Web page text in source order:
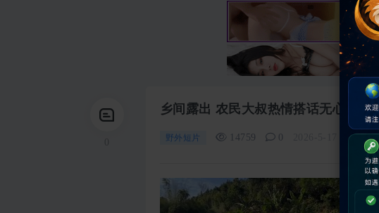
乡间露出 农民大叔热情搭话无心干活
野外短片 14759 0 2026-5-17 00:01:04